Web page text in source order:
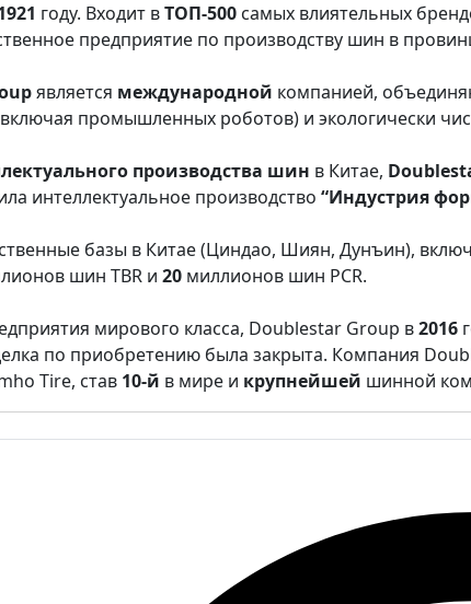
году. Входит вТОП-500 самых влиятельных
предприятие по производству шин в
является международной компанией,
промышленных роботов) и экологически
производства шин в Китае,
интеллектуальное производство “Индустрия
базы в Китае (Циндао, Шиян, Дунъин),
шин TBR и 20 миллионов шин PCR.
мирового класса, Doublestar Group в2016
по приобретению была закрыта. Компания
Tire, став 10-й в мире и крупнейшей шинной